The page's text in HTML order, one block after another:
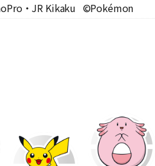
・JR Kikaku ©Pokémon